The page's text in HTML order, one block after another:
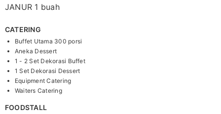
JANUR 1 buah
CATERING
Buffet Utama 300 porsi
Aneka Dessert
1 - 2 Set Dekorasi Buffet
1 Set Dekorasi Dessert
Equipment Catering
Waiters Catering
FOODSTALL